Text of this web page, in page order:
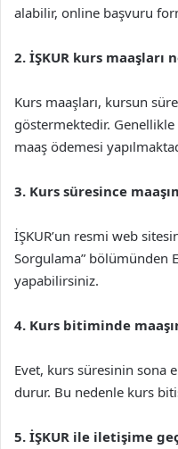
alabilir, online başvuru
2. İŞKUR kurs maaşları
Kurs maaşları, kursun
göstermektedir.
maaş ödemesi
3. Kurs süresince
İŞKUR’un resmi web
Sorgulama” bölümünden
yapabilirsiniz.
4. Kurs bitiminde
Evet, kurs süresinin sona
durur. Bu nedenle kurs
5. İŞKUR ile iletişime